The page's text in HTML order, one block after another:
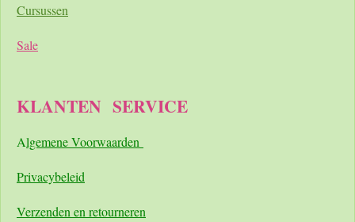
Cursussen
Sale
KLANTEN SERVICE
Algemene Voorwaarden
Privacybeleid
Verzenden en retourneren